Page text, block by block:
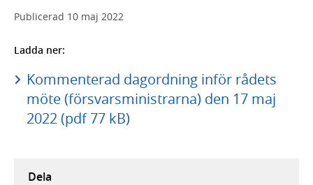
Publicerad 10 maj 2022
Ladda ner:
Kommenterad dagordning inför rådets
möte (försvarsministrarna) den 17 maj
2022 (pdf 77 kB)
Dela